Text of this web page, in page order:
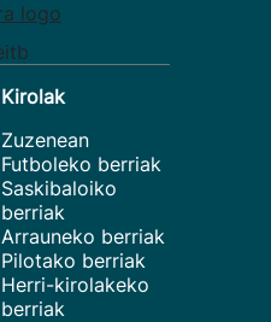
Kirolak
Zuzenean
Futboleko berriak
Saskibaloiko
berriak
Arrauneko berriak
Pilotako berriak
Herri-kirolakeko
berriak